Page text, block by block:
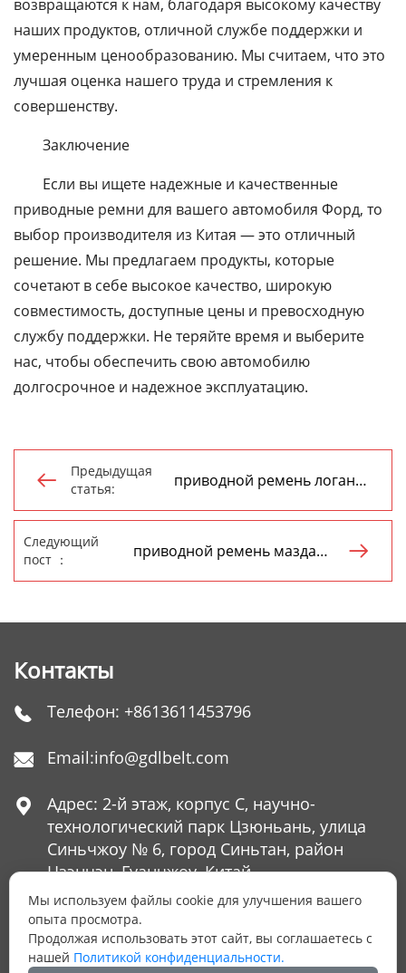
возвращаются к нам, благодаря высокому качеству
наших продуктов, отличной службе поддержки и
умеренным ценообразованию. Мы считаем, что это
лучшая оценка нашего труда и стремления к
совершенству.
Заключение
Если вы ищете надежные и качественные
приводные ремни для вашего автомобиля Форд, то
выбор производителя из Китая — это отличный
решение. Мы предлагаем продукты, которые
сочетают в себе высокое качество, широкую
совместимость, доступные цены и превосходную
службу поддержки. Не теряйте время и выберите
нас, чтобы обеспечить свою автомобилю
долгосрочное и надежное эксплуатацию.

Предыдущая
статья:
приводной ремень логан
Следующий
пост ：
приводной ремень мазда

Контакты
 Телефон: +8613611453796
 Email:info@gdlbelt.com

Адрес: 2-й этаж, корпус C, научно-
технологический парк Цзюньань, улица
Синьчжоу № 6, город Синьтан, район
Цзэнчэн, Гуанчжоу, Китай
ОСТАЛИСЬ ВОПРОСЫ?
Мы используем файлы cookie для улучшения вашего
опыта просмотра.
Продолжая использовать этот сайт, вы соглашаетесь с
нашей Политикой конфиденциальности.